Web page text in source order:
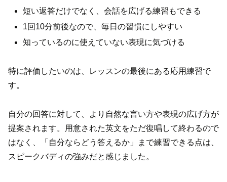
短い返答だけでなく、会話を広げる練習もできる
1回10分前後なので、毎日の習慣にしやすい
知っているのに使えていない表現に気づける
特に評価したいのは、レッスンの最後にある応用練習で
す。
自分の回答に対して、より自然な言い方や表現の広げ方が
提案されます。用意された英文をただ復唱して終わるので
はなく、「自分ならどう答えるか」まで練習できる点は、
スピークバディの強みだと感じました。